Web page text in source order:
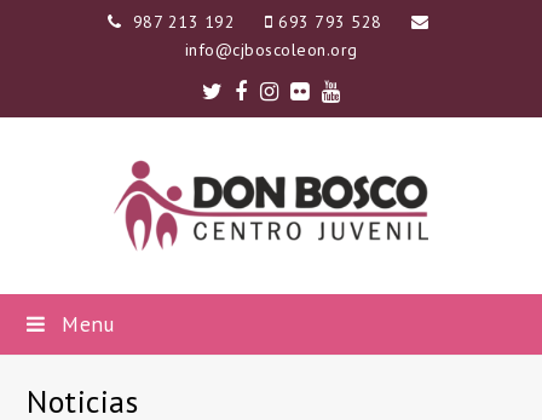
987 213 192
693 793 528
info@cjboscoleon.org
Twitter
Facebook
Instagram
FlickrYoutube
Menu
Noticias